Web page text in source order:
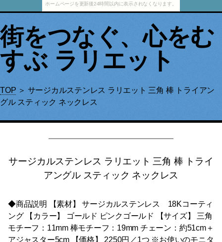
ホームページを更新後24時間以内に表示されなくなります。
街をつなぐ、心をむ
すぶ ラリエット
TOP ＞ サージカルステンレス ラリエット 三角 棒 トライアン
グル スティック ネックレス
サージカルステンレス ラリエット 三角 棒 トライ
アングル スティック ネックレス
◆商品説明 【素材】 サージカルステンレス 18Kコーティ
ング 【カラー】 ゴールド ピンクゴールド 【サイズ】 三角
モチーフ：11mm 棒モチーフ：19mm チェーン：約51cm＋
アジャスター5cm 【価格】 2250円／1つ ※お使いのモニタ